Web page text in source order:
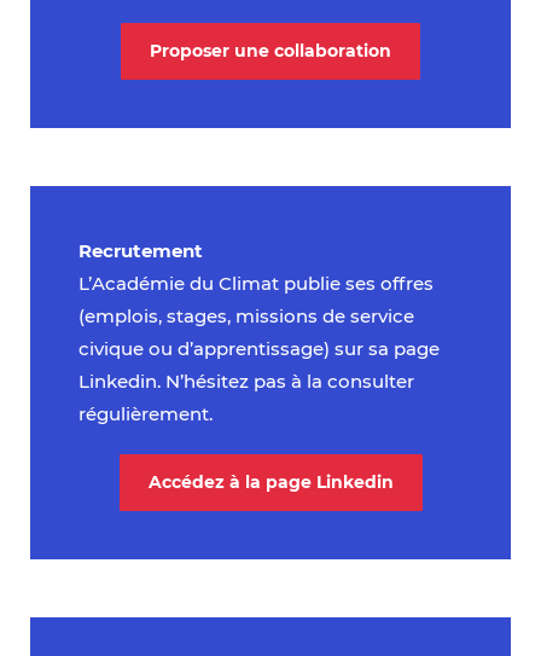
Proposer une collaboration
Recrutement
L’Académie du Climat publie ses offres
(emplois, stages, missions de service
civique ou d’apprentissage) sur sa page
Linkedin. N’hésitez pas à la consulter
régulièrement.
Accédez à la page Linkedin